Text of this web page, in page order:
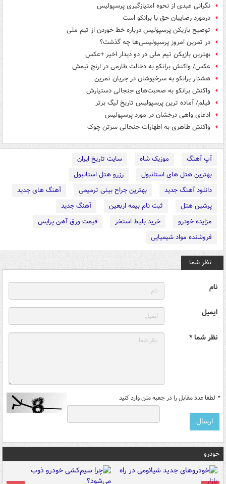
نگرانی عبدی از نحوه امتیازگیری پرسپولیس
درمورد رضاییان حق با برانکو است
توضیح بازیکن پرسپولیس درباره خط خوردن از تیم ملی
در تمرین امروز پرسپولیسی‌ها چه گذشت؟
بهترین بازیکن تیم ملی در دو دیدار اخیر +عکس
عکس/ واکنش برانکو به دخالت طارمی در ارنج تیمش
هشدار برانکو به سرخپوشان در جریان تمرین
واکنش برانکو به صحبت‌های جنجالی دستیارش
فیلم/ آماده ترین پرسپولیس تاریخ لیگ برتر
ادعای واهی درخشان در مورد پرسپولیس
واکنش طاهری به اظهارات جنجالی سرتن چوک
آپ آهنگ موزیک شاه
سایت تاریخ ایران
بهترین هتل های استانبول
رزرو هتل استانبول
دانلود آهنگ جدید
بهترین جراح بینی ترمیمی
آهنگ های جدید
پرشین هتل
ثبت نام بیمه اربعین
آهنگ جدید
مزایده خودرو
خرید بلیط استخر
قیمت ورق آهن پرایس
فروشنده مواد شیمیایی
نظر شما
نام
ایمیل
نظر شما *
* لطفا عدد مقابل را در جعبه متن وارد کنید
خودرو